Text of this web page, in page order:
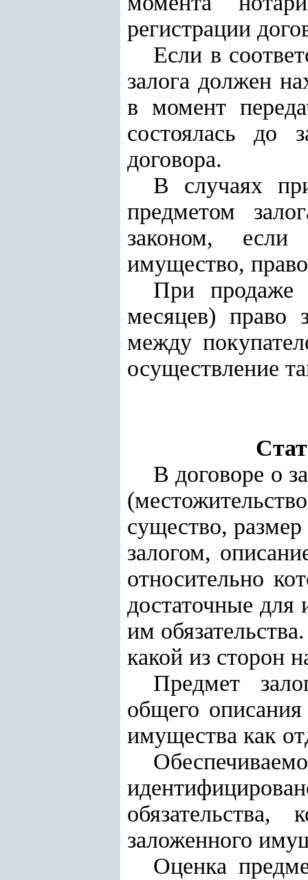
регистрации
Если в
залога должен
в момент
состоялась до
договора.
В случаях
предметом
законом, если
имущество,
При продаже
месяцев) право
между
осуществление
В договоре о
существо, размер
залогом,
относительно
достаточные для
им
какой из сторон
Предмет
общего
имущества как
заложенного
Оценка